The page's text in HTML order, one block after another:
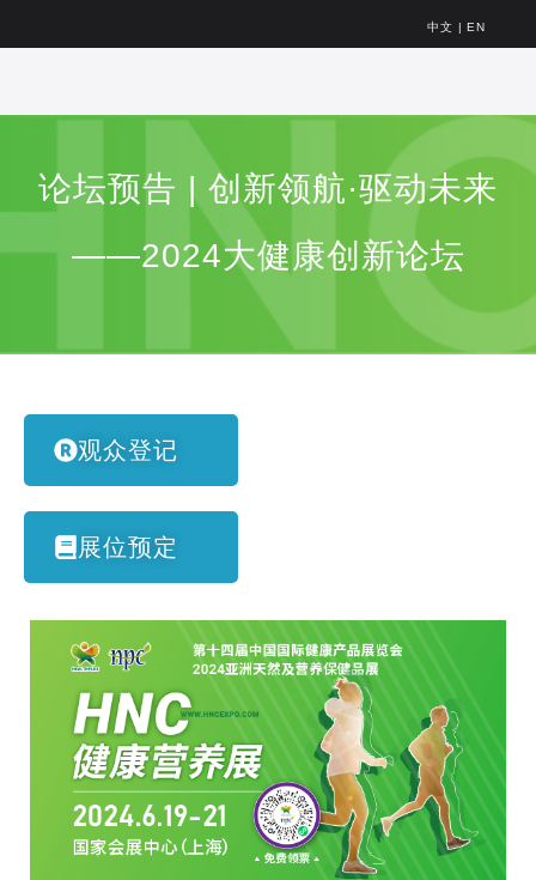
中文 | EN
论坛预告 | 创新领航·驱动未来
——2024大健康创新论坛
观众登记
展位预定